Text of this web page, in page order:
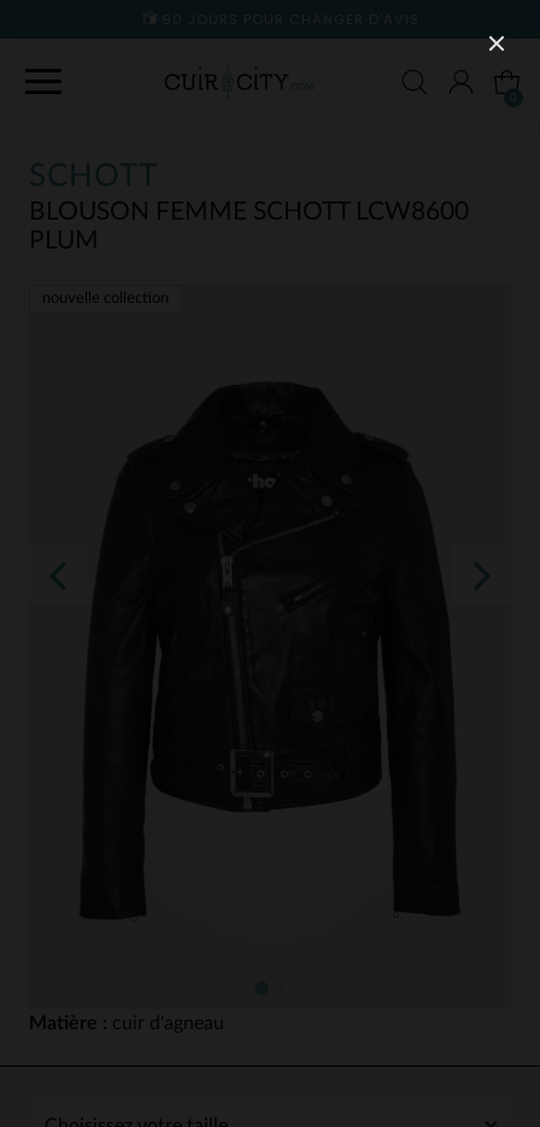
90 JOURS POUR CHANGER D'AVIS
SCHOTT
BLOUSON FEMME SCHOTT LCW8600
PLUM
nouvelle collection
Matière : cuir d'agneau